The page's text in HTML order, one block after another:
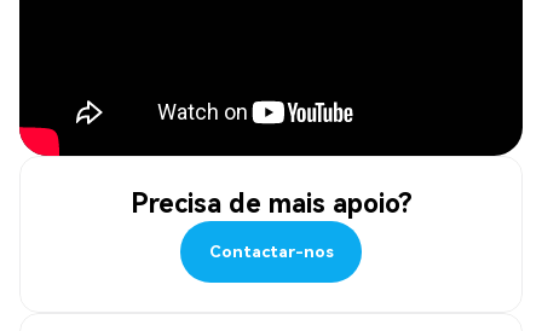
Precisa de mais apoio?
Contactar-nos
Contactar-nos